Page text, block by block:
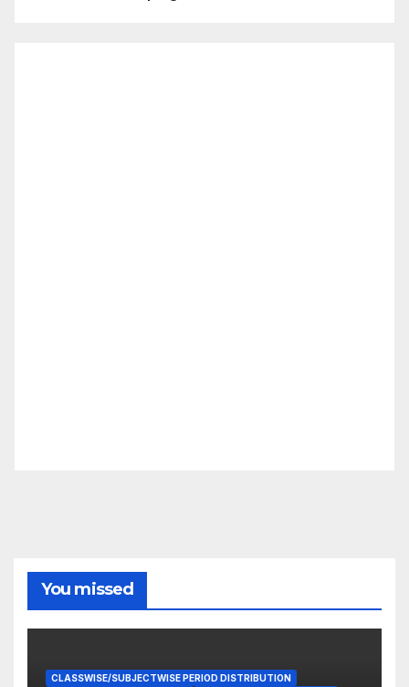
You missed
CLASSWISE/SUBJECTWISE PERIOD DISTRIBUTION